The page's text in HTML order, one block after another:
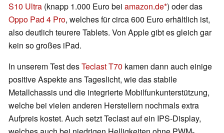
S10 Ultra (knapp 1.000 Euro bei amazon.de ) oder das
Oppo Pad 4 Pro, welches für circa 600 Euro erhältlich ist,
also deutlich teurere Tablets. Von Apple gibt es gleich gar
kein so großes iPad.
In unserem Test desTeclast T70 kamen dann auch einige
positive Aspekte ans Tageslicht, wie das stabile
Metallchassis und die integrierte Mobilfunkunterstützung,
welche bei vielen anderen Herstellern nochmals extra
Aufpreis kostet. Auch setzt Teclast auf ein IPS-Display,